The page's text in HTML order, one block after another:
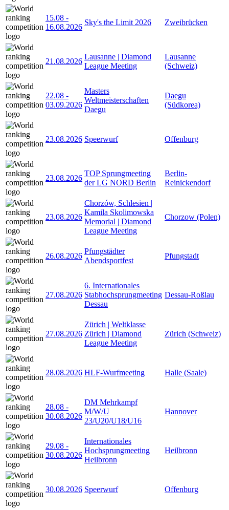
15.08 -
16.08.2026
Sky's the Limit 2026 Zweibrücken
21.08.2026
Lausanne | Diamond
League Meeting
Lausanne
(Schweiz)
22.08 -
03.09.2026
Masters
Weltmeisterschaften
Daegu
Daegu
(Südkorea)
23.08.2026 Speerwurf Offenburg
23.08.2026
TOP Sprungmeeting
der LG NORD Berlin
Berlin-
Reinickendorf
23.08.2026
Chorzów, Schlesien |
Kamila Skolimowska
Memorial | Diamond
League Meeting
Chorzow (Polen)
26.08.2026
Pfungstädter
Abendsportfest
Pfungstadt
27.08.2026
6. Internationales
Stabhochsprungmeeting
Dessau
Dessau-Roßlau
27.08.2026
Zürich | Weltklasse
Zürich | Diamond
League Meeting
Zürich (Schweiz)
28.08.2026 HLF-Wurfmeeting Halle (Saale)
28.08 -
30.08.2026
DM Mehrkampf
M/W/U
23/U20/U18/U16
Hannover
29.08 -
30.08.2026
Internationales
Hochsprungmeeting
Heilbronn
Heilbronn
30.08.2026 Speerwurf Offenburg